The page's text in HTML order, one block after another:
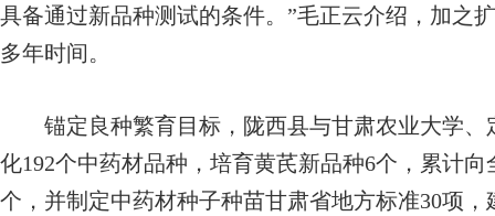
具备通过新品种测试的条件。”毛正云介绍，加之
多年时间。
锚定良种繁育目标，陇西县与甘肃农业大学、
化192个中药材品种，培育黄芪新品种6个，累计
个，并制定中药材种子种苗甘肃省地方标准30项